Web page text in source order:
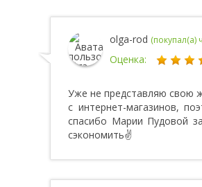
olga-rod (покупал(а)
Оценка:
Уже не представляю свою
с интернет-магазинов,
спасибо Марии Пудовой
сэкономить✌️